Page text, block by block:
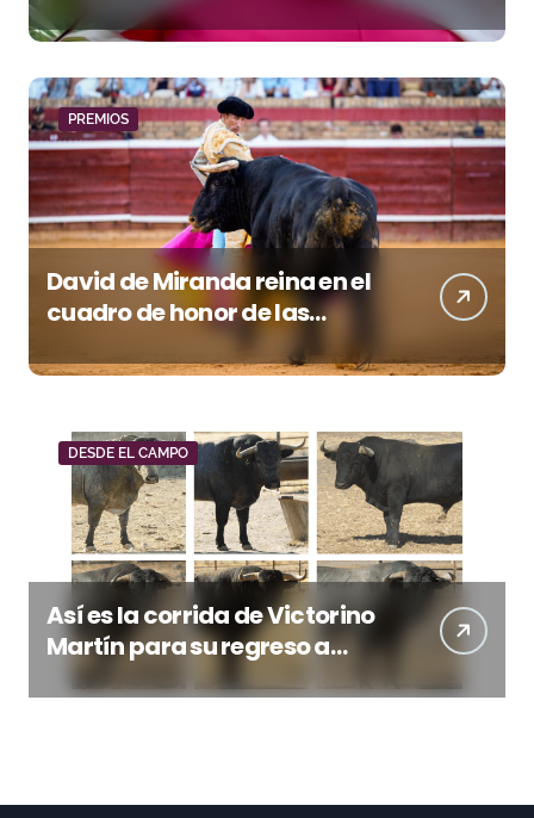
«Todas las figuras del toreo
quieren venir a esta feria»
PREMIOS
David de Miranda reina en el
cuadro de honor de las
Colombinas 2026
DESDE EL CAMPO
Así es la corrida de Victorino
Martín para su regreso a
Huesca trece años después
(Imágenes)